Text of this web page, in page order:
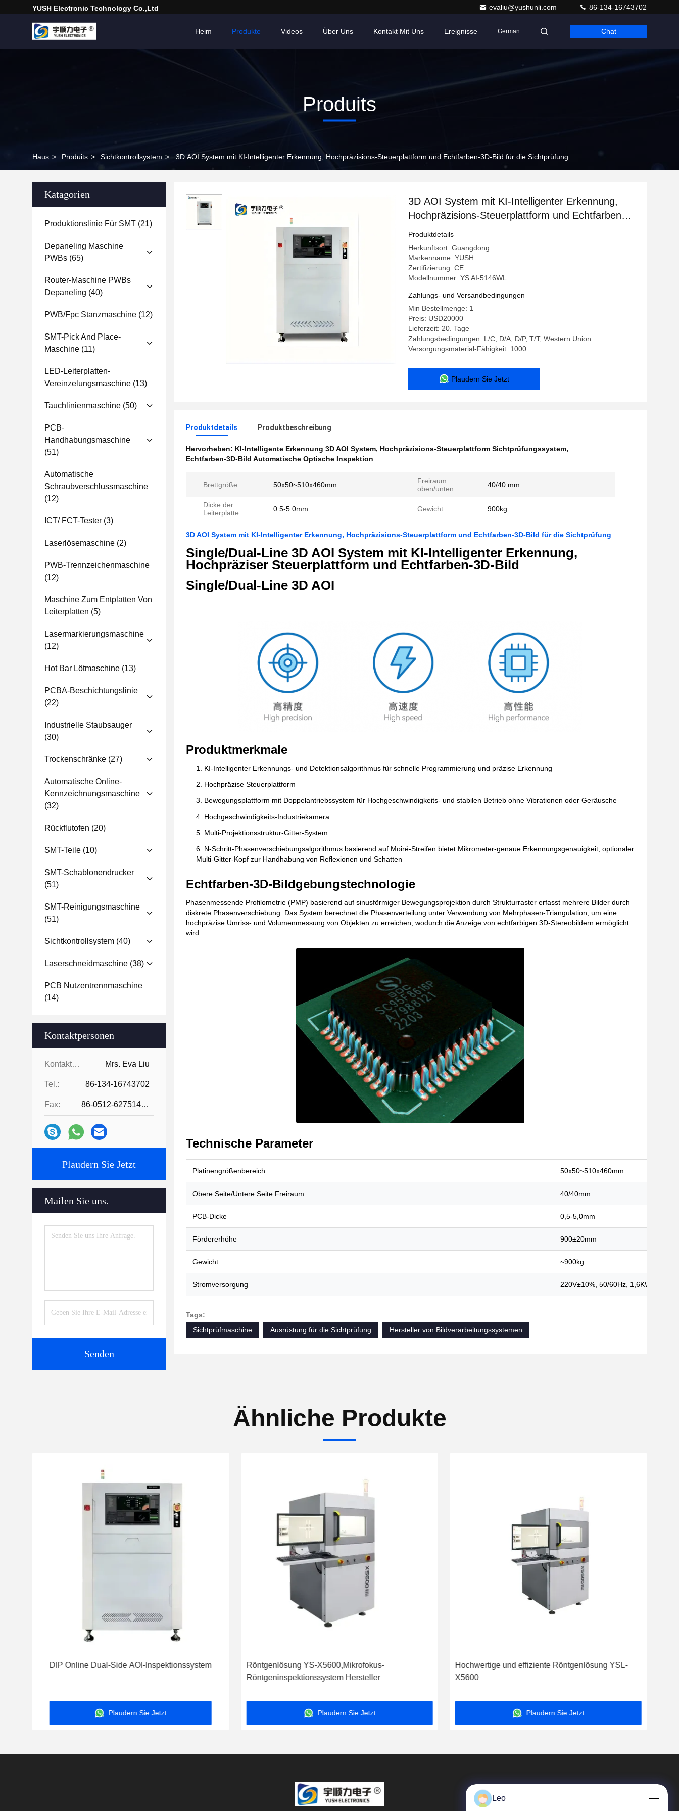
YUSH Electronic Technology Co.,Ltd evaliu@yushunli.com 86-134-16743702
Heim Produkte Videos Über Uns Kontakt Mit Uns Ereignisse German Chat
Produits
Haus > Produits > Sichtkontrollsystem > 3D AOI System mit KI-Intelligenter Erkennung, Hochpräzisions-Steuerplattform und Echtfarben-3D-Bild für die Sichtprüfung
Katagorien
Produktionslinie Für SMT (21)
Depaneling Maschine
PWBs (65)
Router-Maschine PWBs
Depaneling (40)
PWB/fpc Stanzmaschine (12)
SMT-Pick And Place-
Maschine (11)
LED-Leiterplatten-
Vereinzelungsmaschine (13)
Tauchlinienmaschine (50)
PCB-
Handhabungsmaschine
(51)
Automatische
Schraubverschlussmaschine
(12)
ICT/ FCT-Tester (3)
Laserlösemaschine (2)
PWB-Trennzeichenmaschine
(12)
Maschine Zum Entplatten Von
Leiterplatten (5)
Lasermarkierungsmaschine
(12)
Hot Bar Lötmaschine (13)
PCBA-Beschichtungslinie
(22)
Industrielle Staubsauger
(30)
Trockenschränke (27)
Automatische Online-
Kennzeichnungsmaschine
(32)
Rückflutofen (20)
SMT-Teile (10)
SMT-Schablonendrucker
(51)
SMT-Reinigungsmaschine
(51)
Sichtkontrollsystem (40)
Laserschneidmaschine (38)
PCB Nutzentrennmaschine
(14)
Kontaktpersonen
Kontaktpersonen: Mrs. Eva Liu
Tel.: 86-134-16743702
Fax: 86-0512-62751429
Plaudern Sie Jetzt
Mailen Sie uns.
Senden
3D AOI System mit KI-Intelligenter Erkennung,
Hochpräzisions-Steuerplattform und Echtfarben-
3D-Bild für die Sichtprüfung
Produktdetails
Herkunftsort: Guangdong
Markenname: YUSH
Zertifizierung: CE
Modellnummer: YS AI-5146WL
Zahlungs- und Versandbedingungen
Min Bestellmenge: 1
Preis: USD20000
Lieferzeit: 20. Tage
Zahlungsbedingungen: L/C, D/A, D/P, T/T, Western Union
Versorgungsmaterial-Fähigkeit: 1000
Plaudern Sie Jetzt
Produktdetails Produktbeschreibung
Hervorheben: KI-Intelligente Erkennung 3D AOI System, Hochpräzisions-Steuerplattform Sichtprüfungssystem,
Echtfarben-3D-Bild Automatische Optische Inspektion
Brettgröße: 50x50~510x460mm
Freiraum
oben/unten:
40/40 mm
Dicke der
Leiterplatte:
0.5-5.0mm Gewicht: 900kg
3D AOI System mit KI-Intelligenter Erkennung, Hochpräzisions-Steuerplattform und Echtfarben-3D-Bild für die Sichtprüfung
Single/Dual-Line 3D AOI System mit KI-Intelligenter Erkennung,
Hochpräziser Steuerplattform und Echtfarben-3D-Bild
Single/Dual-Line 3D AOI
Produktmerkmale
KI-Intelligenter Erkennungs- und Detektionsalgorithmus für schnelle Programmierung und präzise Erkennung
Hochpräzise Steuerplattform
Bewegungsplattform mit Doppelantriebssystem für Hochgeschwindigkeits- und stabilen Betrieb ohne Vibrationen oder Geräusche
Hochgeschwindigkeits-Industriekamera
Multi-Projektionsstruktur-Gitter-System
N-Schritt-Phasenverschiebungsalgorithmus basierend auf Moiré-Streifen bietet Mikrometer-genaue Erkennungsgenauigkeit; optionaler
Multi-Gitter-Kopf zur Handhabung von Reflexionen und Schatten
Echtfarben-3D-Bildgebungstechnologie
Phasenmessende Profilometrie (PMP) basierend auf sinusförmiger Bewegungsprojektion durch Strukturraster erfasst mehrere Bilder durch
diskrete Phasenverschiebung. Das System berechnet die Phasenverteilung unter Verwendung von Mehrphasen-Triangulation, um eine
hochpräzise Umriss- und Volumenmessung von Objekten zu erreichen, wodurch die Anzeige von echtfarbigen 3D-Stereobildern ermöglicht
wird.
Technische Parameter
Platinengrößenbereich 50x50~510x460mm
Obere Seite/Untere Seite Freiraum 40/40mm
PCB-Dicke 0,5-5,0mm
Fördererhöhe 900±20mm
Gewicht ~900kg
Stromversorgung 220V±10%, 50/60Hz, 1,6KW
Tags:
Sichtprüfmaschine
Ausrüstung für die Sichtprüfung Hersteller von Bildverarbeitungssystemen
Ähnliche Produkte
DIP Online Dual-Side AOI-Inspektionssystem
Plaudern Sie Jetzt
Röntgenlösung YS-X5600,Mikrofokus-
Röntgeninspektionssystem Hersteller
Plaudern Sie Jetzt
Hochwertige und effiziente Röntgenlösung YSL-
X5600
Plaudern Sie Jetzt
Leo